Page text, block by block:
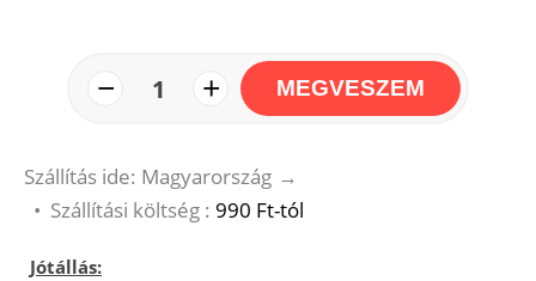
− 1 + MEGVESZEM
Szállítás ide: Magyarország →
• Szállítási költség : 990 Ft-tól
Jótállás: